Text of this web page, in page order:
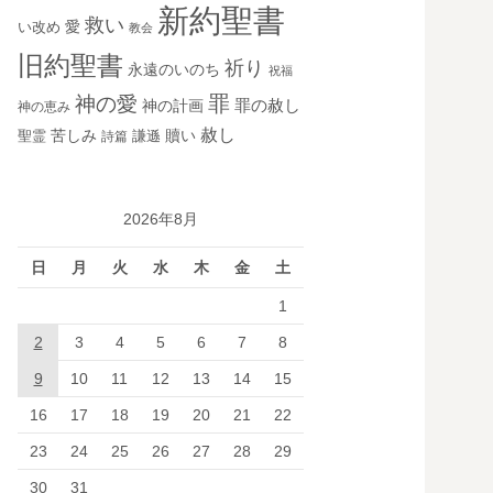
い改め 愛 救い 教会 新約聖書
旧約聖書 永遠のいのち 祈り 祝福
神の恵み 神の愛 神の計画 罪 罪の赦し
聖霊 苦しみ 詩篇 謙遜 贖い 赦し
2026年8月
日 月 火 水 木 金 土
1
2 3 4 5 6 7 8
9 10 11 12 13 14 15
16 17 18 19 20 21 22
23 24 25 26 27 28 29
30 31